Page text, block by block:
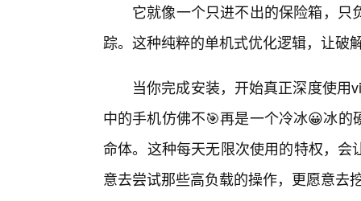
它就像一个只进不出的保险箱，
踪。这种纯粹的单机式优化逻辑，让破
当你完成安装，开始真正深度使
中的手机仿佛不🎯再是一个冷冰😀冰
命体。这种每天无限次使用的特权，
意去尝试那些高负载的操作，更愿意去